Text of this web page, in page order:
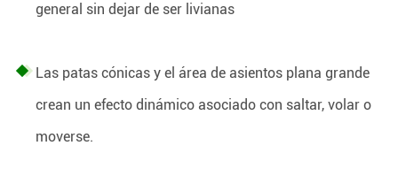
general sin dejar de ser livianas
Las patas cónicas y el área de asientos plana grande
crean un efecto dinámico asociado con saltar, volar o
moverse.